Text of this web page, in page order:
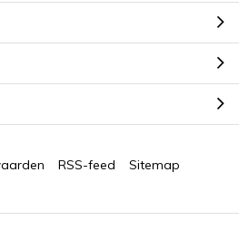
RSS-feed Sitemap